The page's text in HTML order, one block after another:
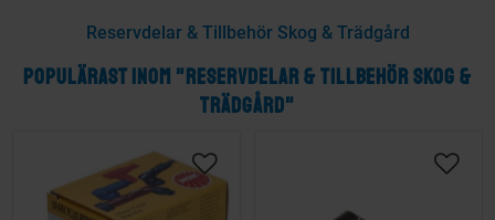
Reservdelar & Tillbehör Skog & Trädgård
POPULÄRAST INOM "RESERVDELAR & TILLBEHÖR SKOG &
TRÄDGÅRD"